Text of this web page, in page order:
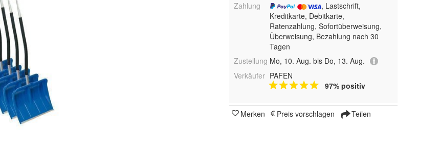
Zahlung
, Lastschrift,
Kreditkarte, Debitkarte,
Ratenzahlung, Sofortüberweisung,
Überweisung, Bezahlung nach 30
Tagen
Zustellung Mo, 10. Aug. bis Do, 13. Aug.
Verkäufer PAFEN
97% positiv
Merken Preis vorschlagen Teilen